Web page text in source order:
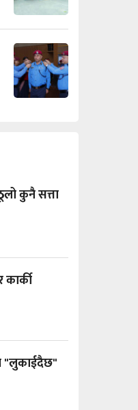
कुनै सत्ता
कार्की
"लुकाईदैछ"